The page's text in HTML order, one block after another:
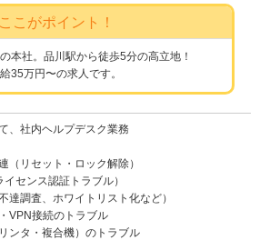
ここがポイント！
本社。品川駅から徒歩5分の高立地！
35万円〜の求人です。
、社内ヘルプデスク業務
（リセット・ロック解除）
センス認証トラブル）
達調査、ホワイトリスト化など）
VPN接続のトラブル
ンタ・複合機）のトラブル